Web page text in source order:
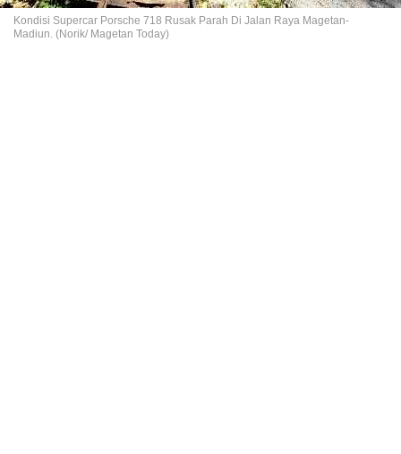
Kondisi Supercar Porsche 718 Rusak Parah Di Jalan Raya Magetan-
Madiun. (Norik/ Magetan Today)